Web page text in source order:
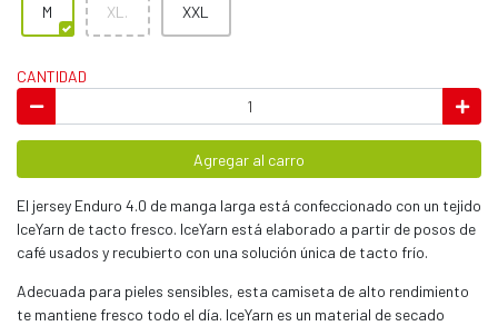
M XL. XXL
CANTIDAD
Agregar al carro
El jersey Enduro 4.0 de manga larga está confeccionado con un tejido
IceYarn de tacto fresco. IceYarn está elaborado a partir de posos de
café usados y recubierto con una solución única de tacto frío.
Adecuada para pieles sensibles, esta camiseta de alto rendimiento
te mantiene fresco todo el día. IceYarn es un material de secado